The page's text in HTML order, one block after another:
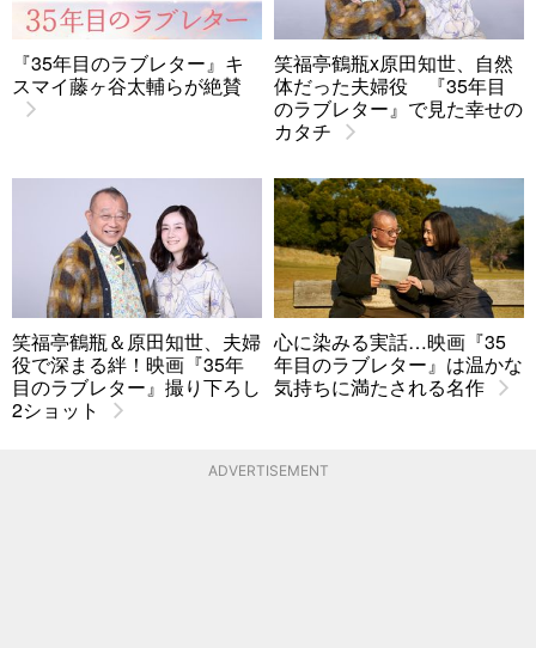
『35年目のラブレター』キ
スマイ藤ヶ谷太輔らが絶賛
笑福亭鶴瓶x原田知世、自然
体だった夫婦役 『35年目
のラブレター』で見た幸せの
カタチ
笑福亭鶴瓶＆原田知世、夫婦
役で深まる絆！映画『35年
目のラブレター』撮り下ろし
2ショット
心に染みる実話…映画『35
年目のラブレター』は温かな
気持ちに満たされる名作
ADVERTISEMENT